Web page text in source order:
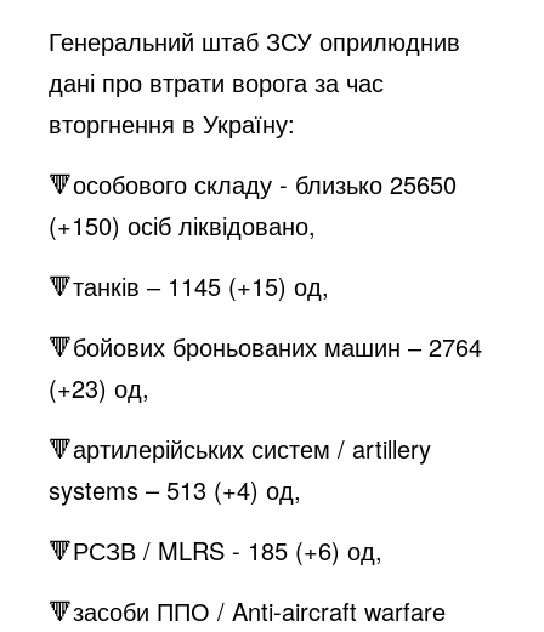
Генеральний штаб ЗСУ оприлюднив
дані про втрати ворога за час
вторгнення в Україну:
🔻особового складу - близько 25650
(+150) осіб ліквідовано,
🔻танків ‒ 1145 (+15) од,
🔻бойових броньованих машин ‒ 2764
(+23) од,
🔻артилерійських систем / artillery
systems – 513 (+4) од,
🔻РСЗВ / MLRS - 185 (+6) од,
🔻засоби ППО / Anti-aircraft warfare